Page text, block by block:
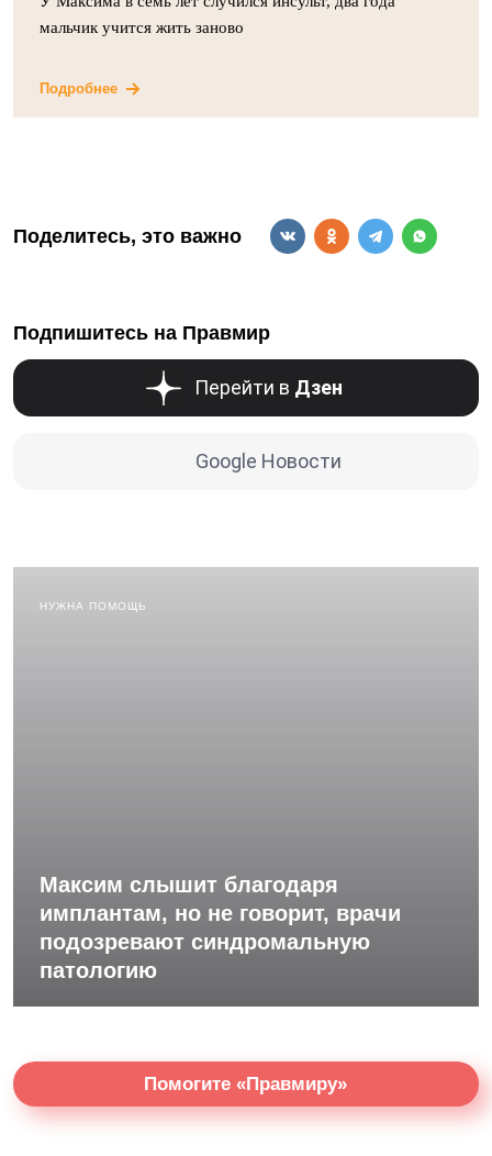
мальчик учится жить заново
Подробнее
Поделитесь, это важно
Подпишитесь на Правмир
Перейти в Дзен
Google Новости
НУЖНА ПОМОЩЬ
Максим слышит благодаря
имплантам, но не говорит, врачи
подозревают синдромальную
патологию
Помогите «Правмиру»